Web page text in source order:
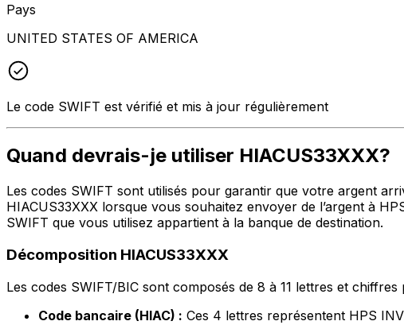
Pays
UNITED STATES OF AMERICA
Le code SWIFT est vérifié et mis à jour régulièrement
Quand devrais-je utiliser HIACUS33XXX?
Les codes SWIFT sont utilisés pour garantir que votre argent
HIACUS33XXX lorsque vous souhaitez envoyer de l’argent à
SWIFT que vous utilisez appartient à la banque de destination.
Décomposition HIACUS33XXX
Les codes SWIFT/BIC sont composés de 8 à 11 lettres et
Code bancaire (HIAC) : Ces 4 lettres représentent HPS